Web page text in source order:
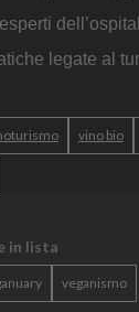
legate al
vino bio
in lista
veganismo